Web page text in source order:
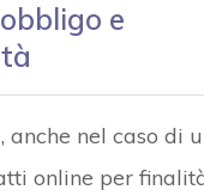
e
anche nel caso di
online per